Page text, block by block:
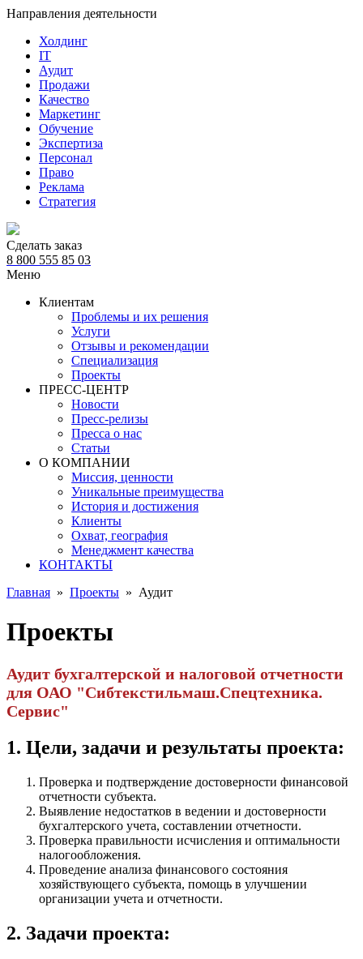
Направления деятельности
Холдинг
IT
Аудит
Продажи
Качество
Маркетинг
Обучение
Экспертиза
Персонал
Право
Реклама
Стратегия
Сделать заказ
8 800 555 85 03
Меню
Клиентам
Проблемы и их решения
Услуги
Отзывы и рекомендации
Специализация
Проекты
ПРЕСС-ЦЕНТР
Новости
Пресс-релизы
Пресса о нас
Статьи
О КОМПАНИИ
Миссия, ценности
Уникальные преимущества
История и достижения
Клиенты
Охват, география
Менеджмент качества
КОНТАКТЫ
Главная » Проекты » Аудит
Проекты
Аудит бухгалтерской и налоговой отчетности
для ОАО "Сибтекстильмаш.Спецтехника.
Сервис"
1. Цели, задачи и результаты проекта:
Проверка и подтверждение достоверности финансовой
отчетности субъекта.
Выявление недостатков в ведении и достоверности
бухгалтерского учета, составлении отчетности.
Проверка правильности исчисления и оптимальности
налогообложения.
Проведение анализа финансового состояния
хозяйствующего субъекта, помощь в улучшении
организации учета и отчетности.
2. Задачи проекта: